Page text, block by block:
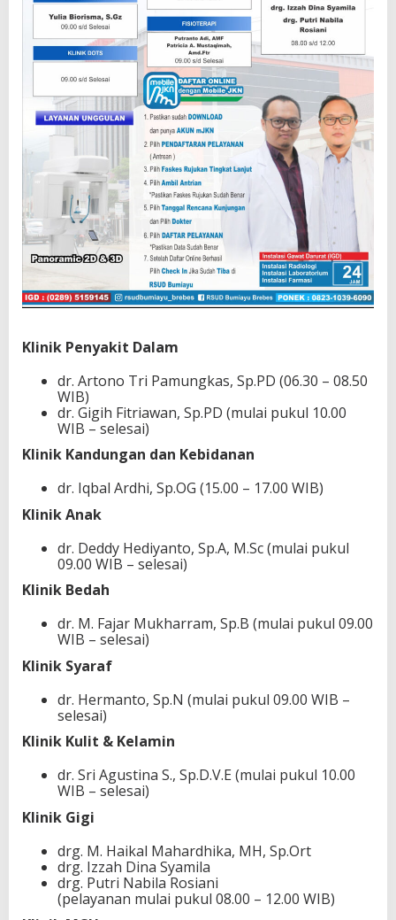
Klinik Penyakit Dalam
dr. Artono Tri Pamungkas, Sp.PD (06.30 – 08.50
WIB)
dr. Gigih Fitriawan, Sp.PD (mulai pukul 10.00
WIB – selesai)
Klinik Kandungan dan Kebidanan
dr. Iqbal Ardhi, Sp.OG (15.00 – 17.00 WIB)
Klinik Anak
dr. Deddy Hediyanto, Sp.A, M.Sc (mulai pukul
09.00 WIB – selesai)
Klinik Bedah
dr. M. Fajar Mukharram, Sp.B (mulai pukul 09.00
WIB – selesai)
Klinik Syaraf
dr. Hermanto, Sp.N (mulai pukul 09.00 WIB –
selesai)
Klinik Kulit & Kelamin
dr. Sri Agustina S., Sp.D.V.E (mulai pukul 10.00
WIB – selesai)
Klinik Gigi
drg. M. Haikal Mahardhika, MH, Sp.Ort
drg. Izzah Dina Syamila
drg. Putri Nabila Rosiani
(pelayanan mulai pukul 08.00 – 12.00 WIB)